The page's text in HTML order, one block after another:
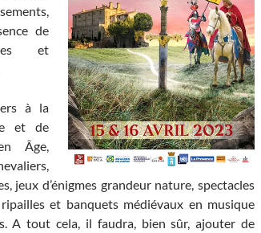
de
et
à la
et de
Âge,
jeux d’énigmes grandeur nature, spectacles
et banquets médiévaux en musique
A tout cela, il faudra, bien sûr, ajouter de